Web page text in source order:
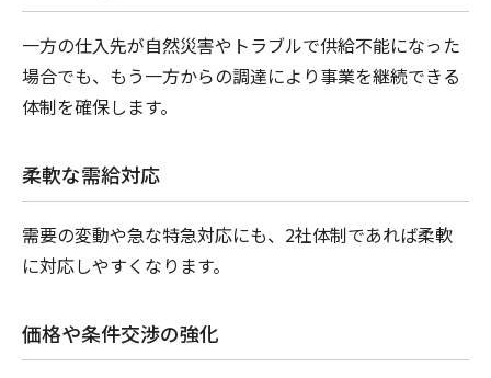
一方の仕入先が自然災害やトラブルで供給不能になった
場合でも、もう一方からの調達により事業を継続できる
体制を確保します。
柔軟な需給対応
需要の変動や急な特急対応にも、2社体制であれば柔軟
に対応しやすくなります。
価格や条件交渉の強化